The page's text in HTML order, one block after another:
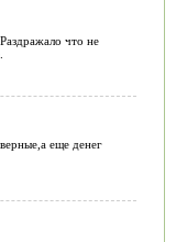
что не
еще денег